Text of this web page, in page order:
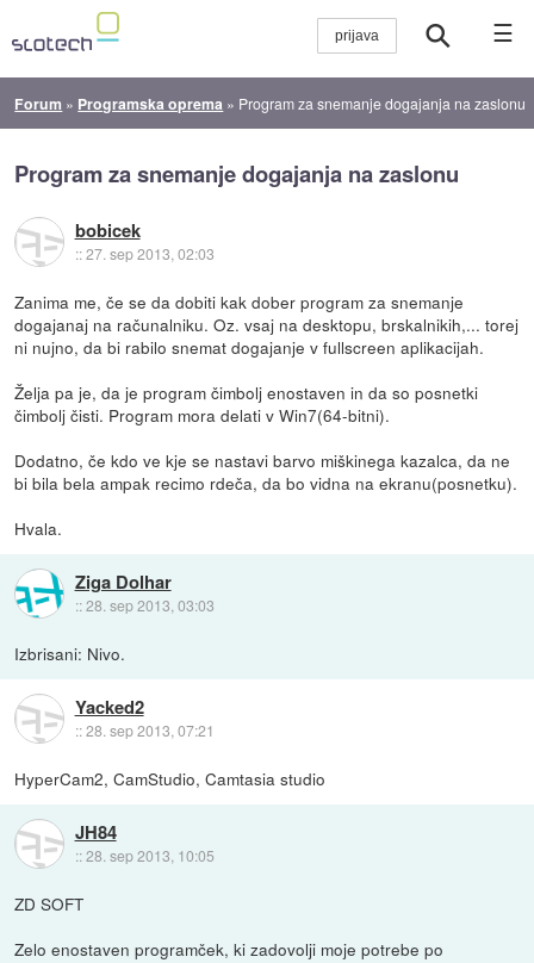
☰
Forum » Programska oprema » Program za snemanje dogajanja na zaslonu
Program za snemanje dogajanja na zaslonu
bobicek
::27. sep 2013, 02:03
Zanima me, če se da dobiti kak dober program za snemanje
dogajanaj na računalniku. Oz. vsaj na desktopu, brskalnikih,... torej
ni nujno, da bi rabilo snemat dogajanje v fullscreen aplikacijah.
Želja pa je, da je program čimbolj enostaven in da so posnetki
čimbolj čisti. Program mora delati v Win7(64-bitni).
Dodatno, če kdo ve kje se nastavi barvo miškinega kazalca, da ne
bi bila bela ampak recimo rdeča, da bo vidna na ekranu(posnetku).
Hvala.
Ziga Dolhar
::28. sep 2013, 03:03
Izbrisani: Nivo.
Yacked2
::28. sep 2013, 07:21
HyperCam2, CamStudio, Camtasia studio
JH84
::28. sep 2013, 10:05
ZD SOFT
Zelo enostaven programček, ki zadovolji moje potrebe po